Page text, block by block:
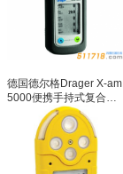
德国德尔格Drager X-am
5000便携手持式复合气
体检测仪/多种气体检测